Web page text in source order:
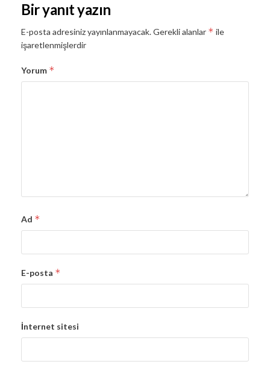
Bir yanıt yazın
E-posta adresiniz yayınlanmayacak.Gerekli alanlar * ile
işaretlenmişlerdir
Yorum *
Ad *
E-posta *
İnternet sitesi